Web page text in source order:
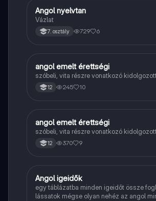
Angol
Angol nyelvtan
Vázlat
7. osztály 729 6
Angol
angol emelt érettségi
szóbeli, vita részre vonatkozó
12 245 10
Angol
angol emelt érettségi
szóbeli, vita részre vonatkozó
12 370 9
Angol
Angol igeidők
egy táblázatba minden igeidőt össze
lássatok mégse olyan nehéz az angol